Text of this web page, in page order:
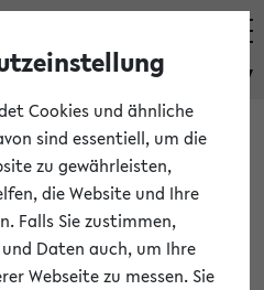
eKVV
Semester
Sie für Ihre Sitzung
Sie auch die weiteren
Cookies und ähnliche
sind essentiell, um die
zu gewährleisten,
die Website und Ihre
Falls Sie zustimmen,
Daten auch, um Ihre
Webseite zu messen. Sie